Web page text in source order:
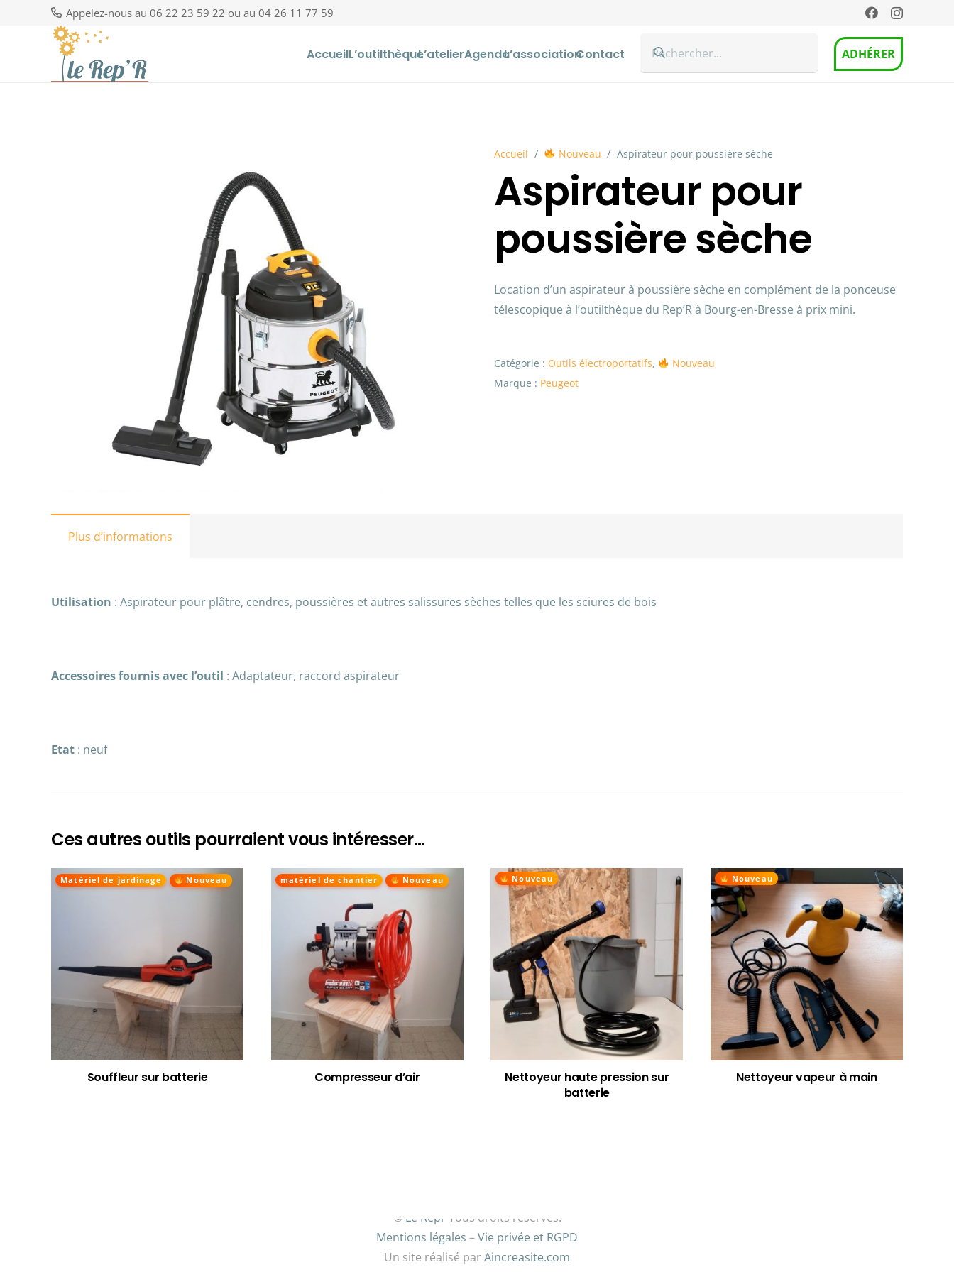
Appelez-nous au 06 22 23 59 22 ou au 04 26 11 77 59
AccueilL’outilthèqueL’atelierAgendaL’associationContact ADHÉRER
Accueil / Nouveau / Aspirateur pour poussière sèche
Aspirateur pour
poussière sèche
Location d’un aspirateur à poussière sèche en complément de la ponceuse
télescopique à l’outilthèque du Rep’R à Bourg-en-Bresse à prix mini.
Catégorie : Outils électroportatifs,
Nouveau
Marque : Peugeot
Plus d’informations
Utilisation : Aspirateur pour plâtre, cendres, poussières et autres salissures sèches telles que les sciures de bois
Accessoires fournis avec l’outil : Adaptateur, raccord aspirateur
Etat : neuf
Ces autres outils pourraient vous intéresser…
Matériel de jardinage Nouveau
Souffleur sur batterie
matériel de chantier Nouveau
Compresseur d’air
Nouveau
Nettoyeur haute pression sur
batterie
Nouveau
Nettoyeur vapeur à main
© Le Repr Tous droits réservés.
Mentions légales –Vie privée et RGPD
Un site réalisé par Aincreasite.com